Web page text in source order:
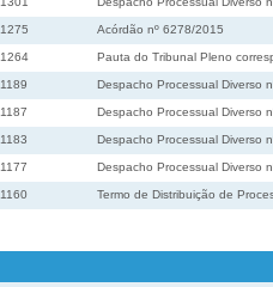
1275 Acórdão nº 6278/2015
1264 Pauta do Tribunal Pleno
1189 Despacho Processual Diverso
1187 Despacho Processual Diverso
1183 Despacho Processual Diverso
1177 Despacho Processual Diverso
1160 Termo de Distribuição de